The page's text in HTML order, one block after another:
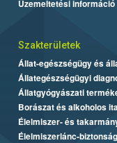
Üzemeltetési információ
Szakterületek
Állat-egészségügy és
Állategészségügyi
Állatgyógyászati
Borászat és alkoholos
Élelmiszer- és
Élelmiszerlánc-